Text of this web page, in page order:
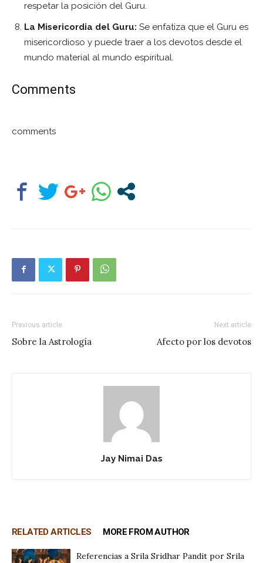
respetar la posición del Guru.
La Misericordia del Guru: Se enfatiza que el Guru es
misericordioso y puede traer a los devotos desde el
mundo material al mundo espiritual.
Comments
comments
Previous article
Sobre la Astrología
Next article
Afecto por los devotos
Jay Nimai Das
RELATED ARTICLES MORE FROM AUTHOR
Referencias a Srila Sridhar Pandit por Srila